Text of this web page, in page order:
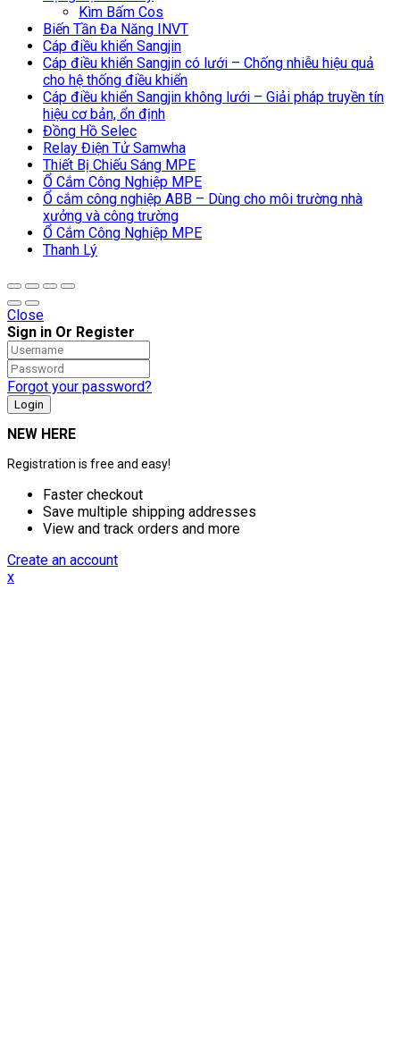
Kìm Bấm Cos
Biến Tần Đa Năng INVT
Cáp điều khiển Sangjin
Cáp điều khiển Sangjin có lưới – Chống nhiễu hiệu quả
cho hệ thống điều khiển
Cáp điều khiển Sangjin không lưới – Giải pháp truyền tín
hiệu cơ bản, ổn định
Đồng Hồ Selec
Relay Điện Tử Samwha
Thiết Bị Chiếu Sáng MPE
Ổ Cắm Công Nghiệp MPE
Ổ cắm công nghiệp ABB – Dùng cho môi trường nhà
xưởng và công trường
Ổ Cắm Công Nghiệp MPE
Thanh Lý
Close
Sign in Or Register
Forgot your password?
NEW HERE
Registration is free and easy!
Faster checkout
Save multiple shipping addresses
View and track orders and more
Create an account
x